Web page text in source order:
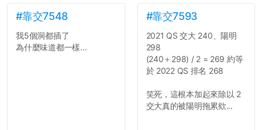
#靠交7548
我5個洞都插了
為什麼味道都一樣...
#靠交7593
2021 QS 交大 240、陽明
298
(240＋298) / 2 = 269 約等
於 2022 QS 排名 268
笑死，這根本加起來除以 2
交大真的被陽明拖累欸...